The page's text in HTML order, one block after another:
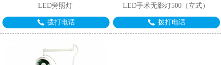
LED旁照灯
拨打电话
LED手术无影灯500（立式）
拨打电话